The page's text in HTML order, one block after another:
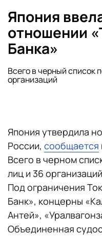
Япония
отношении
Банка»
Всего в черный список
организаций
Япония утвердила
России, сообщается
Всего в черном
лиц и 36
Под ограничения
Банк», концерны
Антей»,
Объединенная